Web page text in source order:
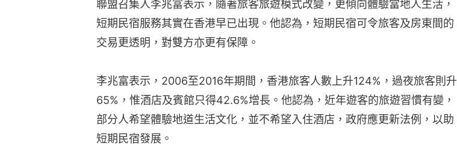
聯盟召集人李兆富表示，隨著旅客旅遊模式改變，更傾向體驗當地人生活，
短期民宿服務其實在香港早已出現。他認為，短期民宿可令旅客及房東間的
交易更透明，對雙方亦更有保障。
李兆富表示，2006至2016年期間，香港旅客人數上升124%，過夜旅客則升
65%，惟酒店及賓館只得42.6%增長。他認為，近年遊客的旅遊習慣有變，
部分人希望體驗地道生活文化，並不希望入住酒店，政府應更新法例，以助
短期民宿發展。